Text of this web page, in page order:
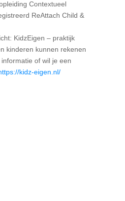
Contextueel
ReAttach Child &
KidzEigen – praktijk
kinderen kunnen rekenen
of wil je een
kidz-eigen.nl/